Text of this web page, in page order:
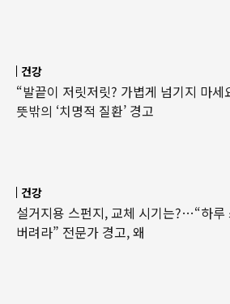
건강
“발끝이 저릿저릿? 가볍게 넘기지 마
뜻밖의 ‘치명적 질환’ 경고
건강
설거지용 스펀지, 교체 시기는?…“하루
버려라” 전문가 경고, 왜